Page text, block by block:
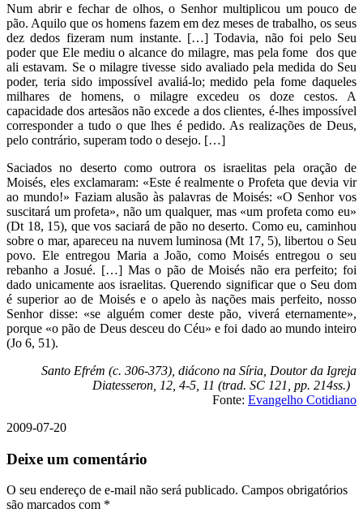
Num abrir e fechar de olhos, o Senhor multiplicou um pouco de
pão. Aquilo que os homens fazem em dez meses de trabalho, os seus
dez dedos fizeram num instante. […] Todavia, não foi pelo Seu
poder que Ele mediu o alcance do milagre, mas pela fome dos que
ali estavam. Se o milagre tivesse sido avaliado pela medida do Seu
poder, teria sido impossível avaliá-lo; medido pela fome daqueles
milhares de homens, o milagre excedeu os doze cestos. A
capacidade dos artesãos não excede a dos clientes, é-lhes impossível
corresponder a tudo o que lhes é pedido. As realizações de Deus,
pelo contrário, superam todo o desejo. […]
Saciados no deserto como outrora os israelitas pela oração de
Moisés, eles exclamaram: «Este é realmente o Profeta que devia vir
ao mundo!» Faziam alusão às palavras de Moisés: «O Senhor vos
suscitará um profeta», não um qualquer, mas «um profeta como eu»
(Dt 18, 15), que vos saciará de pão no deserto. Como eu, caminhou
sobre o mar, apareceu na nuvem luminosa (Mt 17, 5), libertou o Seu
povo. Ele entregou Maria a João, como Moisés entregou o seu
rebanho a Josué. […] Mas o pão de Moisés não era perfeito; foi
dado unicamente aos israelitas. Querendo significar que o Seu dom
é superior ao de Moisés e o apelo às nações mais perfeito, nosso
Senhor disse: «se alguém comer deste pão, viverá eternamente»,
porque «o pão de Deus desceu do Céu» e foi dado ao mundo inteiro
(Jo 6, 51).
Santo Efrém (c. 306-373), diácono na Síria, Doutor da Igreja
Diatesseron, 12, 4-5, 11 (trad. SC 121, pp. 214ss.)
Fonte: Evangelho Cotidiano
2009-07-20
Deixe um comentário
O seu endereço de e-mail não será publicado. Campos obrigatórios
são marcados com *